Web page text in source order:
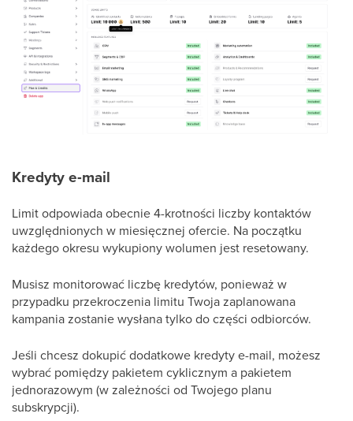
Kredyty e-mail
Limit odpowiada obecnie 4-krotności liczby kontaktów
uwzględnionych w miesięcznej ofercie. Na początku
każdego okresu wykupiony wolumen jest resetowany.
Musisz monitorować liczbę kredytów, ponieważ w
przypadku przekroczenia limitu Twoja zaplanowana
kampania zostanie wysłana tylko do części odbiorców.
Jeśli chcesz dokupić dodatkowe kredyty e-mail, możesz
wybrać pomiędzy pakietem cyklicznym a pakietem
jednorazowym (w zależności od Twojego planu
subskrypcji).